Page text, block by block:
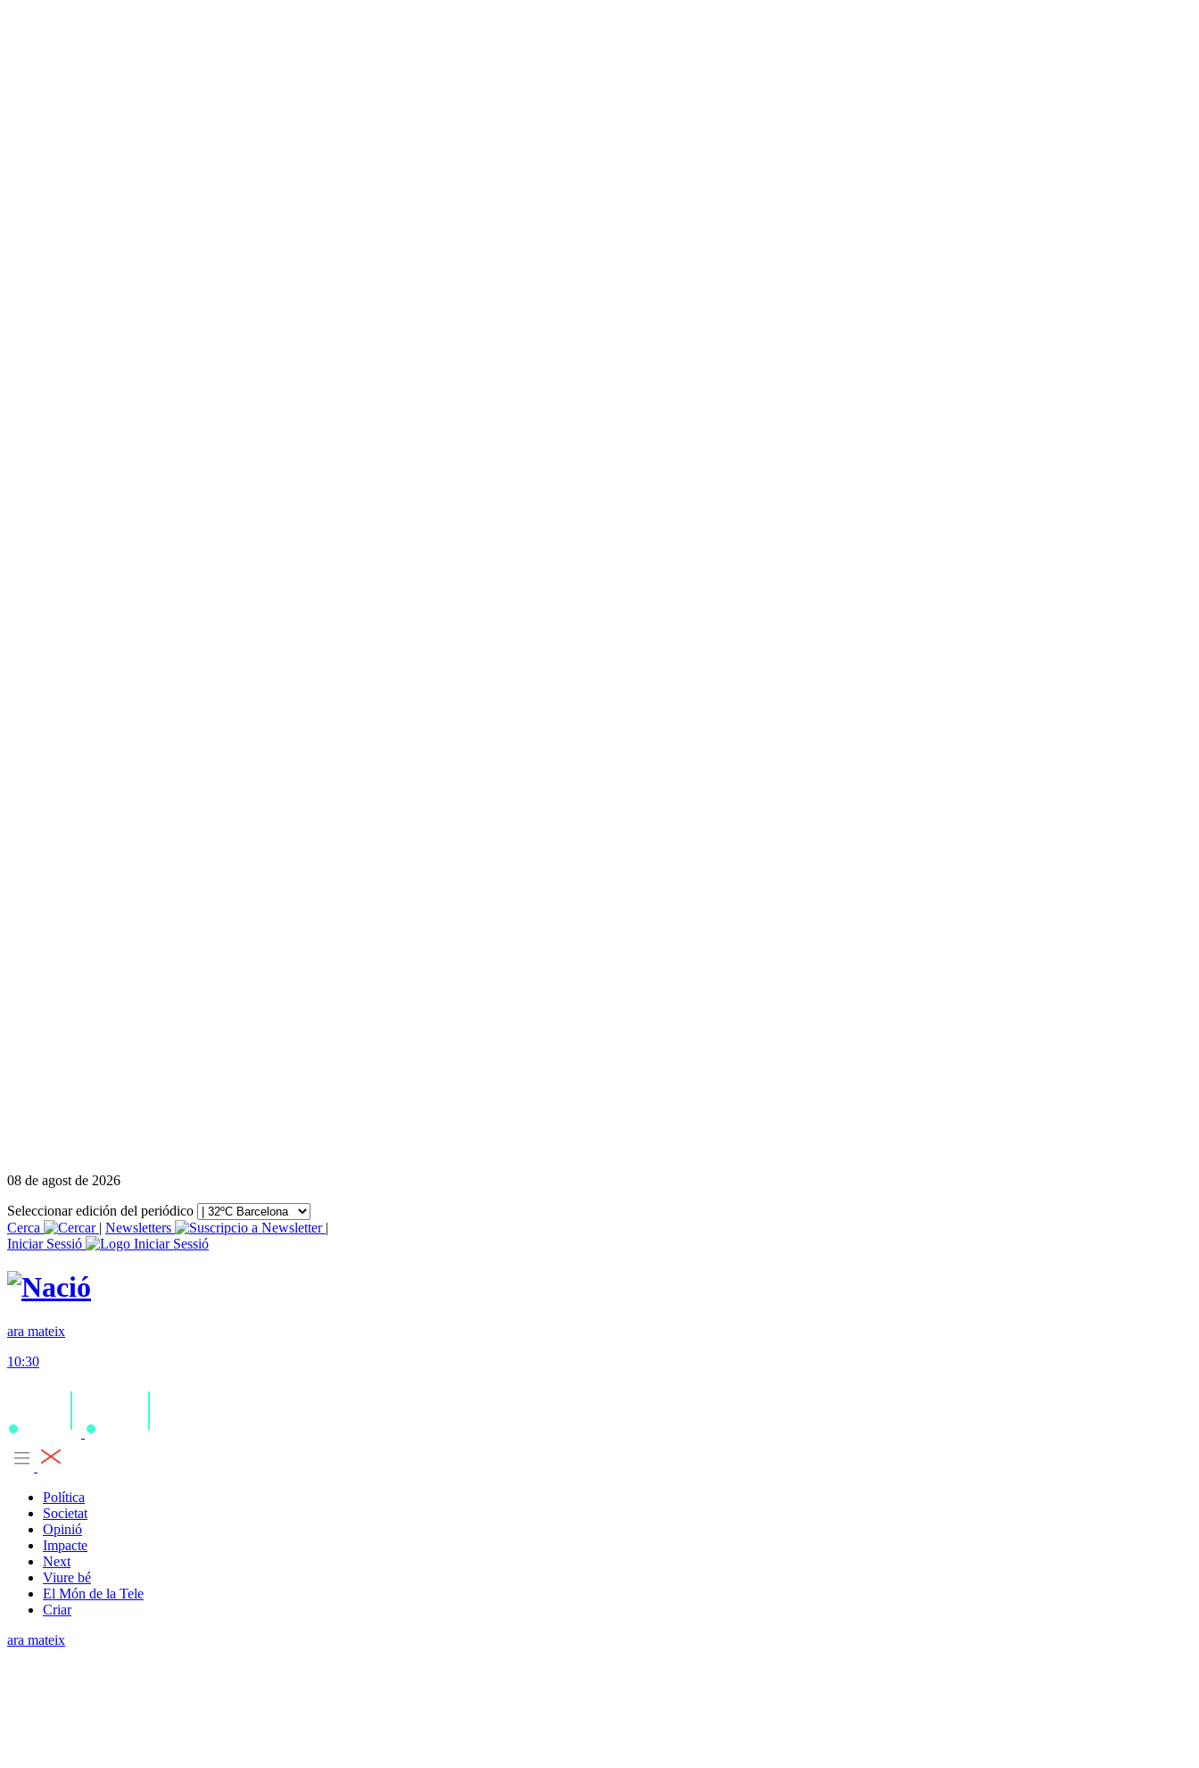
08 de agost de 2026
Seleccionar edición del periódico
Cerca
| Newsletters
|
Iniciar Sessió
ara mateix
10:30
Política
Societat
Opinió
Impacte
Next
Viure bé
El Món de la Tele
Criar
ara mateix